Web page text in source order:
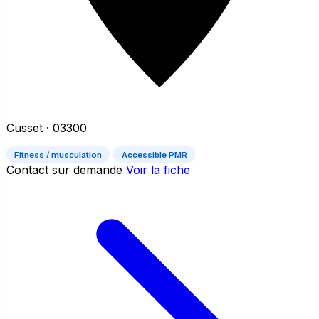
Cusset · 03300
Fitness / musculation Accessible PMR
Contact sur demande Voir la fiche